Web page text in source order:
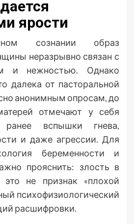
ярости
сознании образ
неразрывно связан с
и нежностью. Однако
далека от пасторальной
анонимным опросам, до
отмечают у себя
ранее вспышки гнева,
и даже агрессии. Для
беременности и
прояснить: злость в
не признак «плохой
психофизиологический
расшифровки.